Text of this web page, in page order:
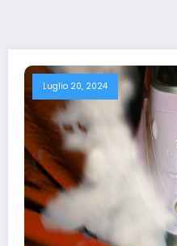
Luglio 20, 2024